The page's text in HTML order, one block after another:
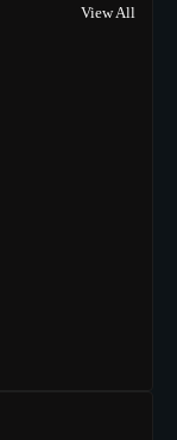
View All